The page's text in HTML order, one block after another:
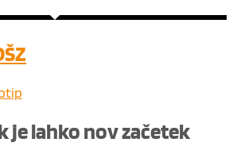
je lahko nov začetek